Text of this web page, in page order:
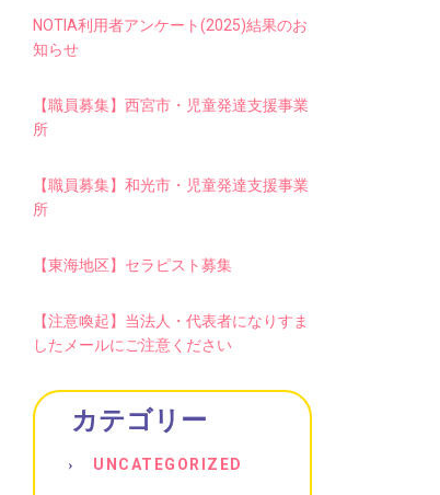
NOTIA利用者アンケート(2025)結果のお
知らせ
【職員募集】西宮市・児童発達支援事業
所
【職員募集】和光市・児童発達支援事業
所
【東海地区】セラピスト募集
【注意喚起】当法人・代表者になりすま
したメールにご注意ください
カテゴリー
UNCATEGORIZED